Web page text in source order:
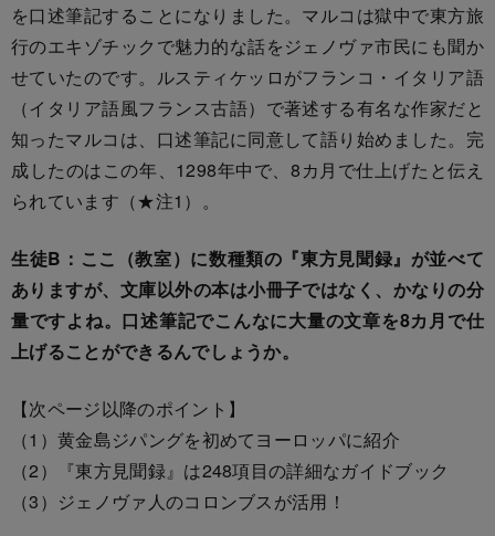
を口述筆記することになりました。マルコは獄中で東方旅
行のエキゾチックで魅力的な話をジェノヴァ市民にも聞か
せていたのです。ルスティケッロがフランコ・イタリア語
（イタリア語風フランス古語）で著述する有名な作家だと
知ったマルコは、口述筆記に同意して語り始めました。完
成したのはこの年、1298年中で、8カ月で仕上げたと伝え
られています（★注1）。
生徒B：ここ（教室）に数種類の『東方見聞録』が並べて
ありますが、文庫以外の本は小冊子ではなく、かなりの分
量ですよね。口述筆記でこんなに大量の文章を8カ月で仕
上げることができるんでしょうか。
【次ページ以降のポイント】
（1）黄金島ジパングを初めてヨーロッパに紹介
（2）『東方見聞録』は248項目の詳細なガイドブック
（3）ジェノヴァ人のコロンブスが活用！